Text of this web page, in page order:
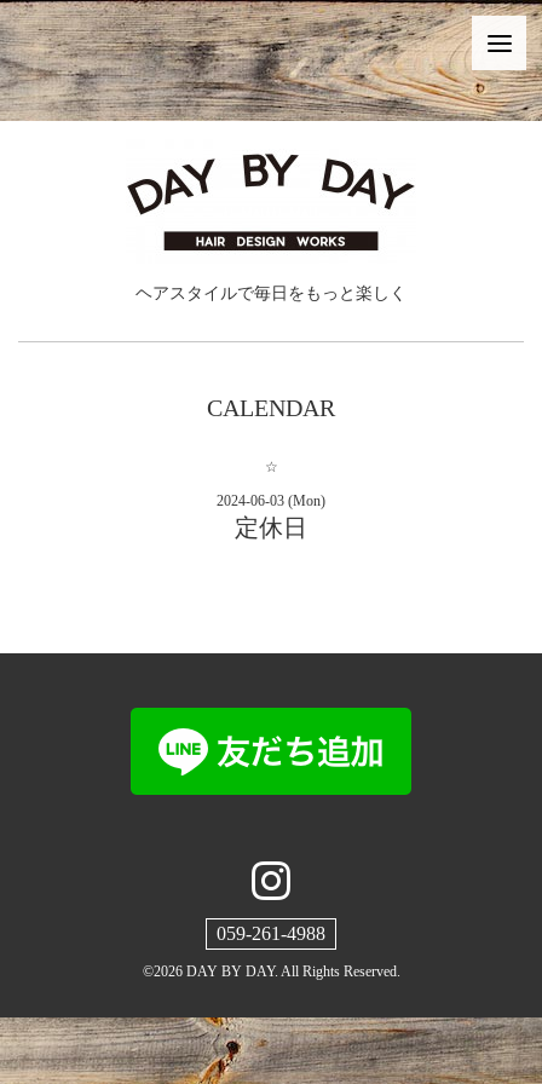
ヘアスタイルで毎日をもっと楽しく
CALENDAR
☆
2024-06-03 (Mon)
定休日
059-261-4988
©2026 DAY BY DAY. All Rights Reserved.